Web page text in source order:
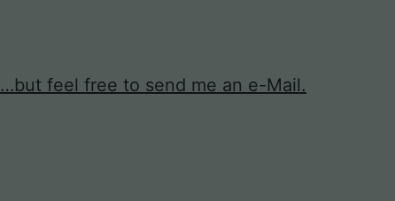
…but feel free to send me an e-Mail.